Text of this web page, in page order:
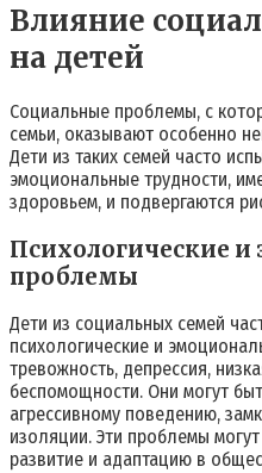
Влияние
на детей
Социальные проблемы, с
семьи, оказывают особенно
Дети из таких семей часто
эмоциональные трудности,
здоровьем, и подвергаются
Психологические
проблемы
Дети из социальных семей
психологические и
тревожность, депрессия,
беспомощности. Они могут
агрессивному поведению,
изоляции. Эти проблемы
развитие и адаптацию в